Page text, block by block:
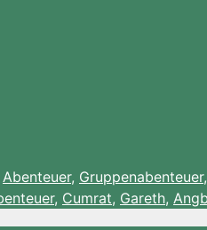
Abenteuer, Gruppenabenteuer,
, Cumrat, Gareth,